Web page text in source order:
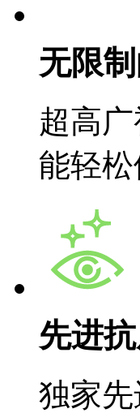
无限
超高广
能轻
先进
独家先